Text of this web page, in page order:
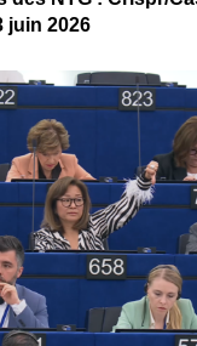
juin 2026